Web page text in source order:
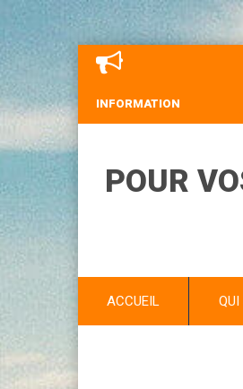
INFORMATION
POUR
ACCUEIL